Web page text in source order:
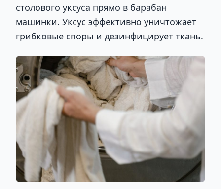
столового уксуса прямо в барабан
машинки. Уксус эффективно уничтожает
грибковые споры и дезинфицирует ткань.